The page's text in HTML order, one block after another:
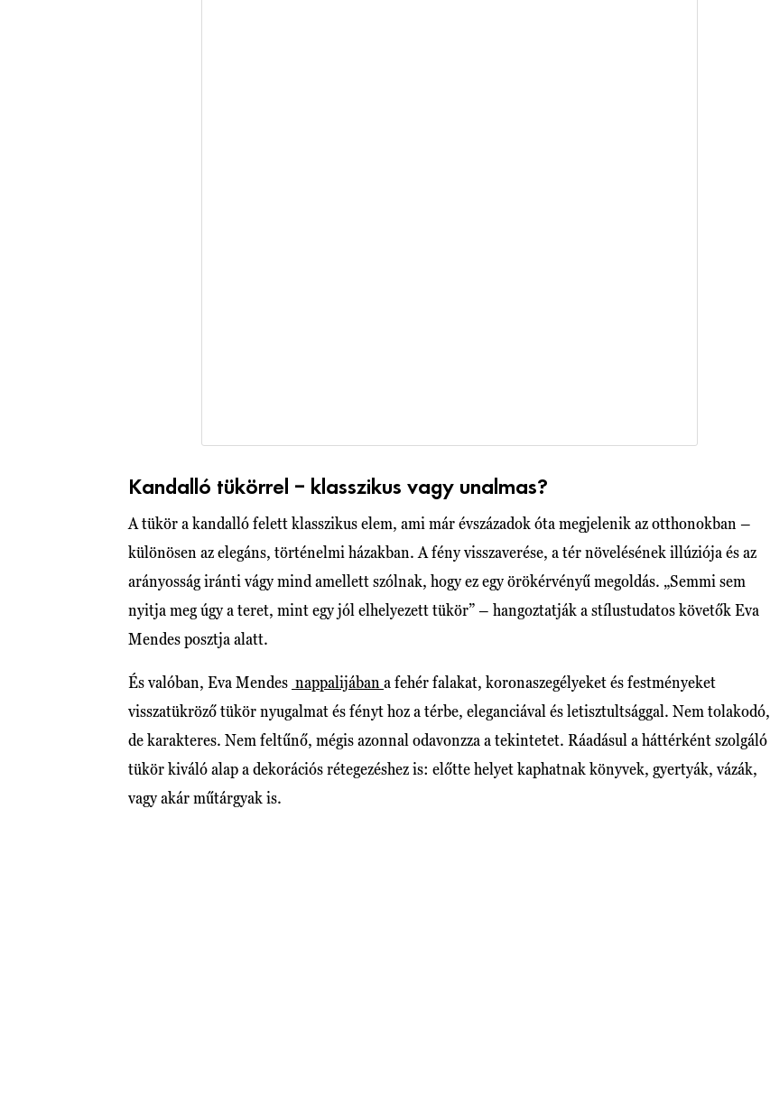
Kandalló tükörrel – klasszikus vagy unalmas?
A tükör a kandalló felett klasszikus elem, ami már évszázadok óta megjelenik az otthonokban –
különösen az elegáns, történelmi házakban. A fény visszaverése, a tér növelésének illúziója és az
arányosság iránti vágy mind amellett szólnak, hogy ez egy örökérvényű megoldás. „Semmi sem
nyitja meg úgy a teret, mint egy jól elhelyezett tükör” – hangoztatják a stílustudatos követők Eva
Mendes posztja alatt.
És valóban, Eva Mendes nappalijában a fehér falakat, koronaszegélyeket és festményeket
visszatükröző tükör nyugalmat és fényt hoz a térbe, eleganciával és letisztultsággal. Nem tolakodó,
de karakteres. Nem feltűnő, mégis azonnal odavonzza a tekintetet. Ráadásul a háttérként szolgáló
tükör kiváló alap a dekorációs rétegezéshez is: előtte helyet kaphatnak könyvek, gyertyák, vázák,
vagy akár műtárgyak is.